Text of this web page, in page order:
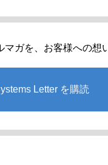
マガを、お客様への想
Letter を購読